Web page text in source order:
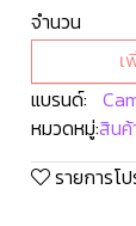
จำนวน
เ
แบรนด์:
หมวดหมู่:สิน
รายการโ